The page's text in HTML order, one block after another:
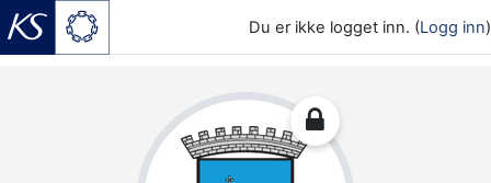
Du er ikke logget inn. (Logg inn)